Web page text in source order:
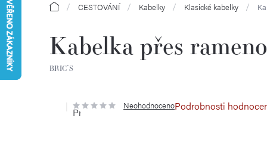
DomůCESTOVÁNÍ Kabelky Klasické kabelky
Kabelka přes
BRIC`S
Průměrné
hodnocení
NeohodnocenoPodrobnosti